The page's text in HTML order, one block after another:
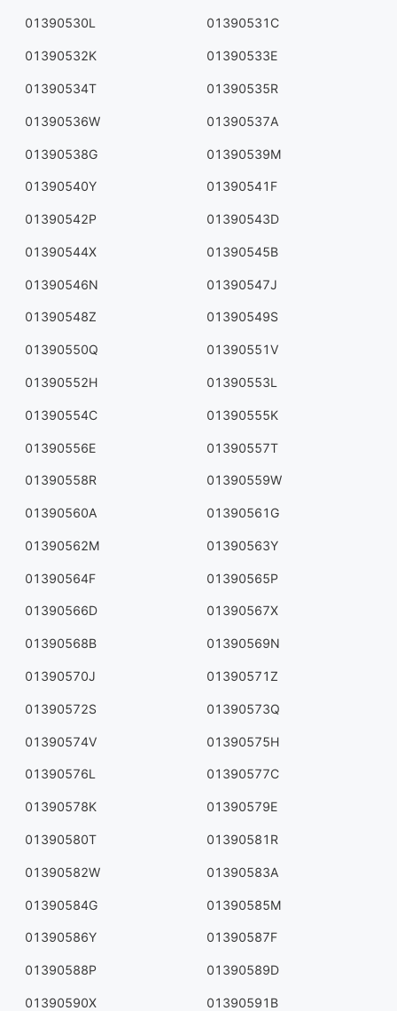
01390530L 01390531C
01390532K 01390533E
01390534T 01390535R
01390536W 01390537A
01390538G 01390539M
01390540Y 01390541F
01390542P 01390543D
01390544X 01390545B
01390546N 01390547J
01390548Z 01390549S
01390550Q 01390551V
01390552H 01390553L
01390554C 01390555K
01390556E 01390557T
01390558R 01390559W
01390560A 01390561G
01390562M 01390563Y
01390564F 01390565P
01390566D 01390567X
01390568B 01390569N
01390570J 01390571Z
01390572S 01390573Q
01390574V 01390575H
01390576L 01390577C
01390578K 01390579E
01390580T 01390581R
01390582W 01390583A
01390584G 01390585M
01390586Y 01390587F
01390588P 01390589D
01390590X 01390591B